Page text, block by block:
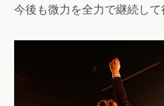
今後も微力を全力で継続して